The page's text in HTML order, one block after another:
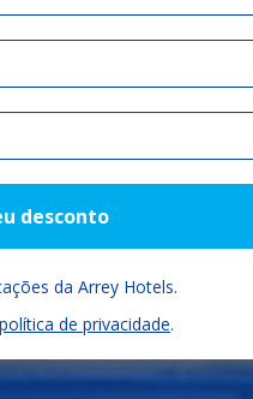
desconto
da Arrey Hotels.
política de privacidade.